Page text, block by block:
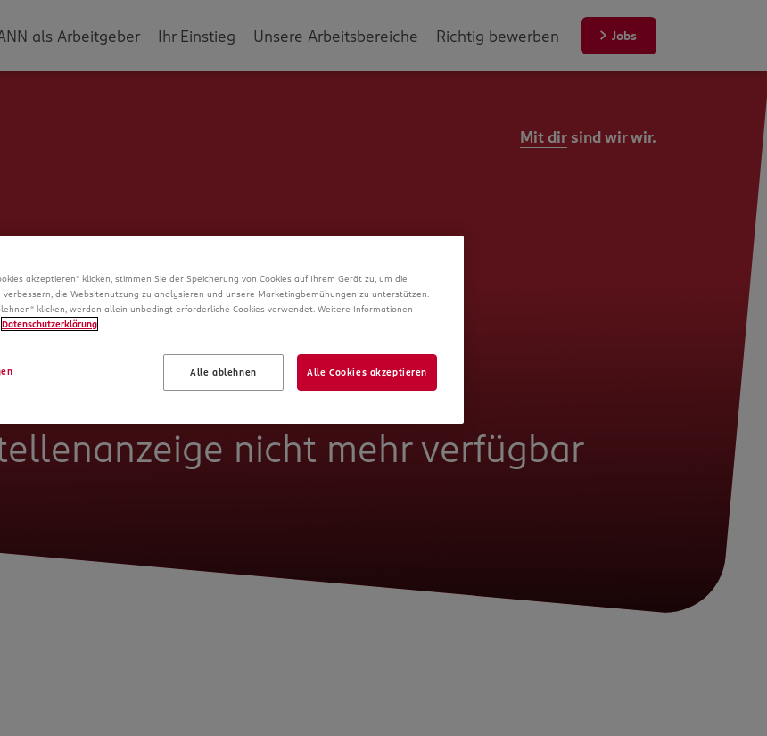
als Arbeitgeber Ihr Einstieg Unsere Arbeitsbereiche Richtig bewerben Jobs
Mit dirsind wir wir.
Schade!
nicht mehr verfügbar
akzeptieren“ klicken, stimmen Sie der Speicherung von Cookies auf Ihrem Gerät zu, um die
verbessern, die Websitenutzung zu analysieren und unsere Marketingbemühungen zu unterstützen.
klicken, werden allein unbedingt erforderliche Cookies verwendet. Weitere Informationen
Datenschutzerklärung
Alle ablehnen Alle Cookies akzeptieren